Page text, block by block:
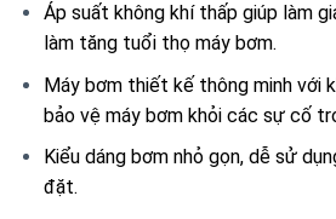
Áp suất không khí thấp giúp làm
làm tăng tuổi thọ máy bơm.
Máy bơm thiết kế thông minh với
bảo vệ máy bơm khỏi các sự cố
Kiểu dáng bơm nhỏ gọn, dễ sử
đặt.